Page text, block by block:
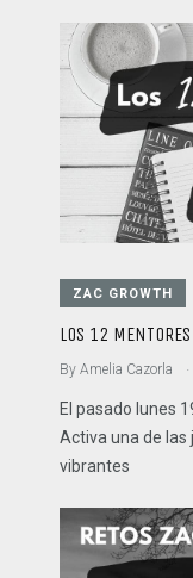
ZAC GROWTH
LOS 12
By Amelia Cazorla
El pasado lunes
Activa una de
vibrantes